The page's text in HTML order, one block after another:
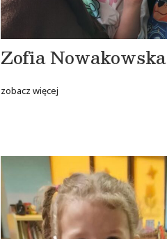
Zofia Nowakowska
zobacz więcej